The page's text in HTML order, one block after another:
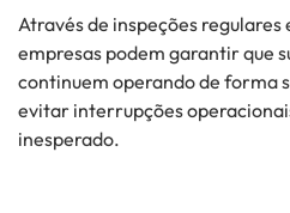
Através de inspeções
empresas podem garantir que
continuem operando de forma
evitar interrupções
inesperado.